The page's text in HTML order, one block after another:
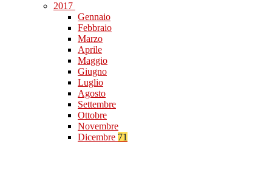
2017
Gennaio
Febbraio
Marzo
Aprile
Maggio
Giugno
Luglio
Agosto
Settembre
Ottobre
Novembre
Dicembre 71